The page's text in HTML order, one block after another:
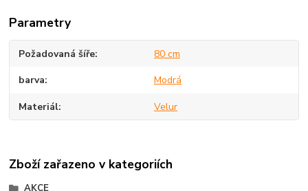
Parametry
Požadovaná šíře 80 cm
barva Modrá
Materiál Velur
Zboží zařazeno v kategoriích
AKCE